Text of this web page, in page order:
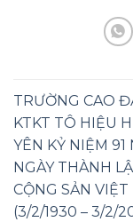
TRƯỜNG CAO
KTKT TÔ HIỆU
YÊN KỶ NIỆM 91
NGÀY THÀNH
CỘNG SẢN VIỆT
(3/2/1930 – 3/2/